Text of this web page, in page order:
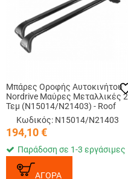
Μπάρες Οροφής Αυτοκινήτου
Nordrive Μαύρες Μεταλλικές 2
Τεμ (N15014/N21403) - Roof
Railing
Κωδικός: N15014/N21403
194,10€
Παράδοση σε 1-3 εργάσιμες
ΑΓΟΡΑ